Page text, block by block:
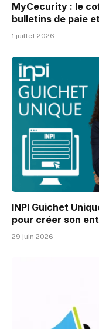
MyCecurity : le
bulletins de paie
1 juillet 2026
INPI Guichet
pour créer son
29 juin 2026